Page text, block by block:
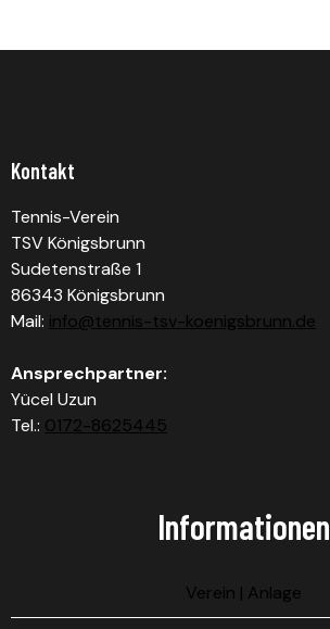
Kontakt
Tennis-Verein
TSV Königsbrunn
Sudetenstraße 1
86343 Königsbrunn
Mail: info@tennis-tsv-koenigsbrunn.de
Ansprechpartner:
Yücel Uzun
Tel.: 0172-8625445
Informationen
Verein | Anlage